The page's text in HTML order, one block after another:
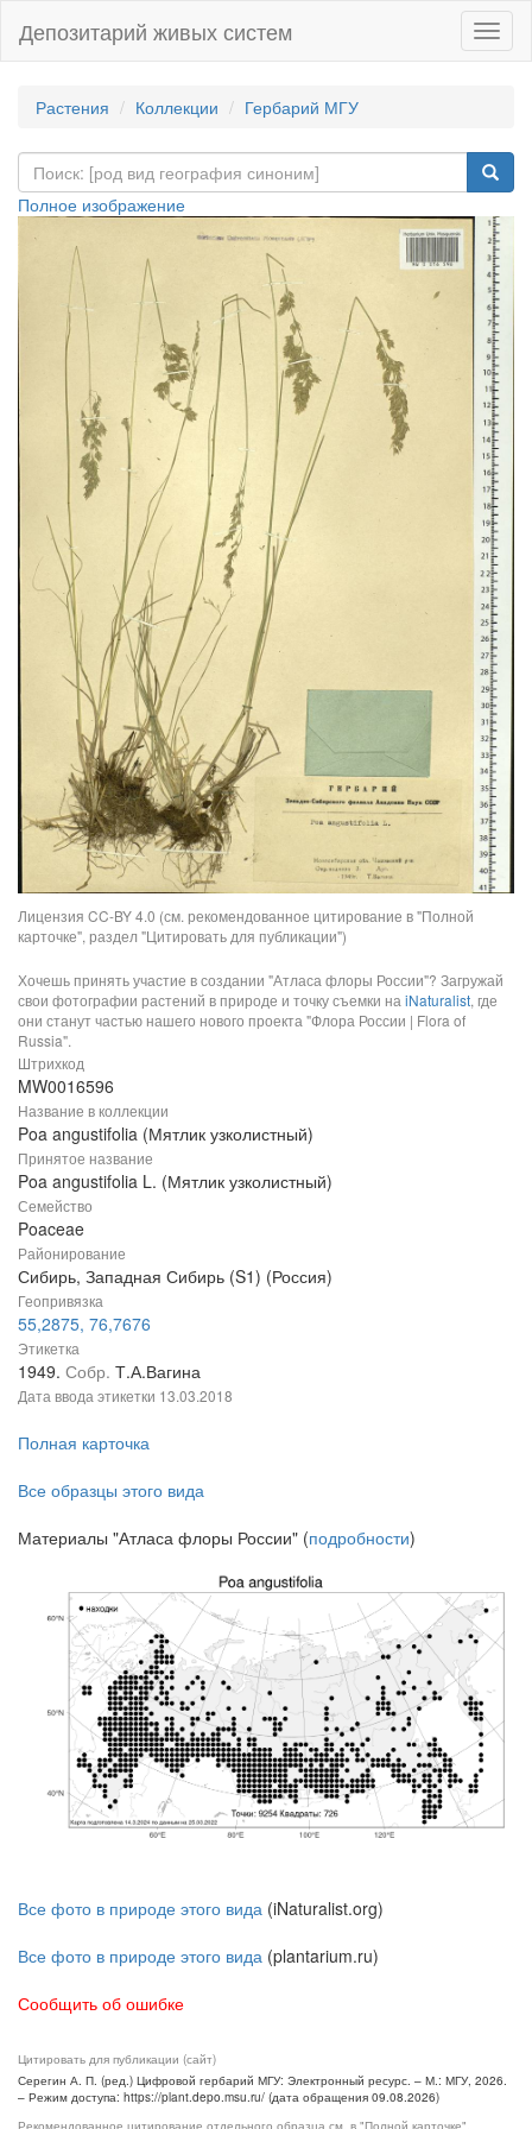
Депозитарий живых систем
Растения Коллекции Гербарий МГУ
Полное изображение
Лицензия CC-BY 4.0 (см. рекомендованное цитирование в "Полной
карточке", раздел "Цитировать для публикации")
Хочешь принять участие в создании "Атласа флоры России"? Загружай
свои фотографии растений в природе и точку съемки на iNaturalist, где
они станут частью нашего нового проекта "Флора России | Flora of
Russia".
Штрихкод
MW0016596
Название в коллекции
Poa angustifolia (Мятлик узколистный)
Принятое название
Poa angustifolia L. (Мятлик узколистный)
Семейство
Poaceae
Районирование
Сибирь, Западная Сибирь (S1) (Россия)
Геопривязка
55,2875, 76,7676
Этикетка
1949. Собр. Т.А.Вагина
Дата ввода этикетки 13.03.2018
Полная карточка
Все образцы этого вида
Материалы "Атласа флоры России" (подробности)
Все фото в природе этого вида (iNaturalist.org)
Все фото в природе этого вида (plantarium.ru)
Сообщить об ошибке
Цитировать для публикации (сайт)
Серегин А. П. (ред.) Цифровой гербарий МГУ: Электронный ресурс. – М.: МГУ, 2026.
– Режим доступа: https://plant.depo.msu.ru/ (дата обращения 09.08.2026)